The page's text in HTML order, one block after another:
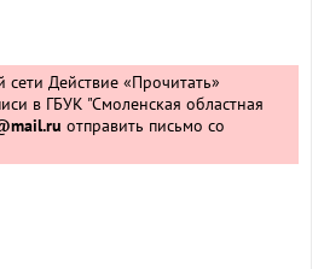
сети Действие «Прочитать»
в ГБУК "Смоленская областная
отправить письмо со